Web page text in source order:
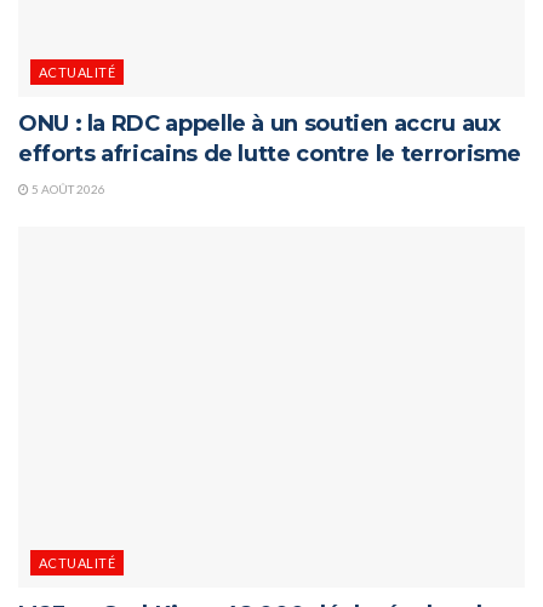
ACTUALITÉ
ONU : la RDC appelle à un soutien accru aux
efforts africains de lutte contre le terrorisme
5 AOÛT 2026
ACTUALITÉ